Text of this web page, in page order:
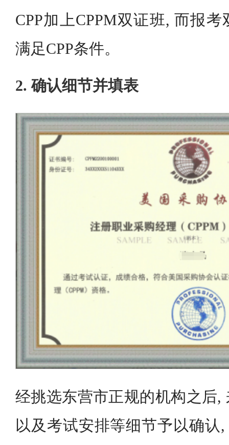
CPP加上CPPM双证班, 而报
满足CPP条件。
2. 确认细节并填表
经挑选东营市正规的机构之后,
以及考试安排等细节予以确认